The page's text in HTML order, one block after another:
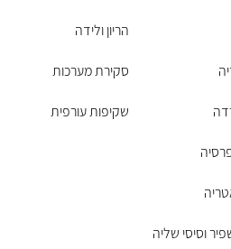
וסיסי שליה
הריון ולידה
סקירת מערכות
שקיפות עורפית